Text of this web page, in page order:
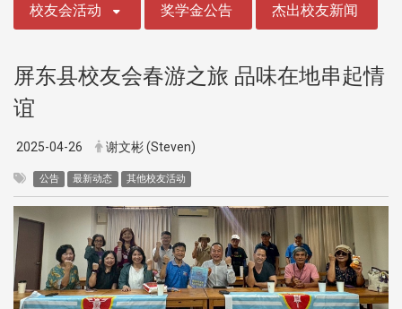
校友会活动 奖学金公告 杰出校友新闻
屏东县校友会春游之旅 品味在地串起情
谊
2025-04-26 谢文彬 (Steven)
公告 最新动态 其他校友活动